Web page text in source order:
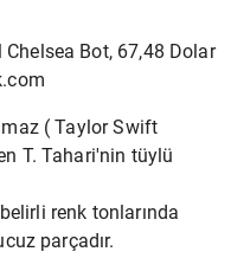
Bot, 67,48 Dolar
(Taylor Swift
T. Tahari'nin tüylü
renk tonlarında
parçadır.